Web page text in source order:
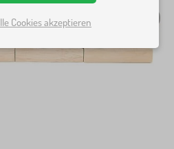
Cookies akzeptieren